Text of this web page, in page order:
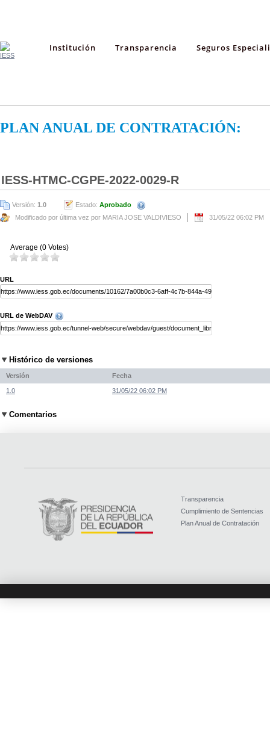
Institución Transparencia Seguros
PLAN ANUAL DE CONTRATACIÓN:
IESS-HTMC-CGPE-2022-0029-R
Versión: 1.0 Estado: Aprobado
Modificado por última vez por MARIA JOSE VALDIVIESO
31/05/22 06:02 PM
Average (0 Votes)
URL
URL de WebDAV
Histórico de versiones
Versión Fecha
1.0 31/05/22 06:02 PM
Comentarios
Transparencia
Cumplimiento de Sentencias
Plan Anual de Contratación